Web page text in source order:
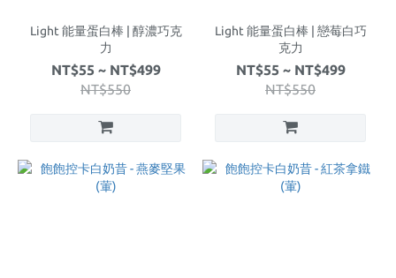
Light 能量蛋白棒 | 醇濃巧克
力
NT$55 ~ NT$499
NT$550
Light 能量蛋白棒 | 戀莓白巧
克力
NT$55 ~ NT$499
NT$550